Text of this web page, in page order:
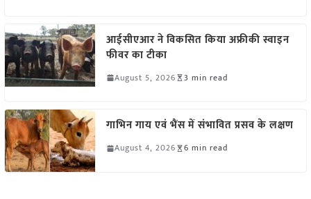
आईसीएआर ने विकसित किया अफ्रीकी स्वाइन
फीवर का टीका
August 5, 2026 3 min read
गाभिन गाय एवं भैंस में संभावित प्रसव के लक्षण
August 4, 2026 6 min read